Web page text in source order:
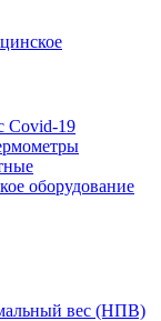
Covid-19
оборудование
вес (НПВ)